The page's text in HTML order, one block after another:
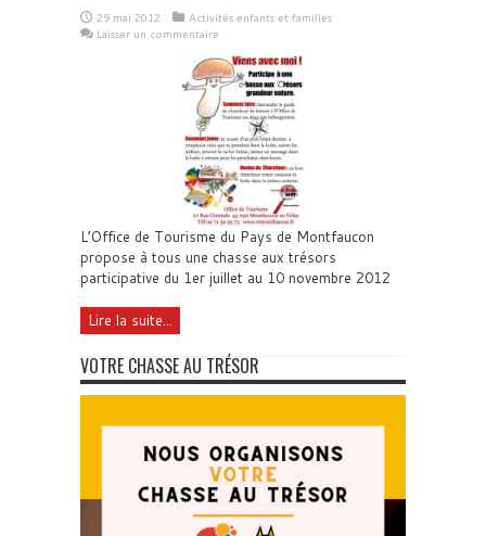
29 mai 2012
Activités enfants et familles
Laisser un commentaire
L’Office de Tourisme du Pays de Montfaucon
propose à tous une chasse aux trésors
participative du 1er juillet au 10 novembre 2012
Lire la suite...
VOTRE CHASSE AU TRÉSOR